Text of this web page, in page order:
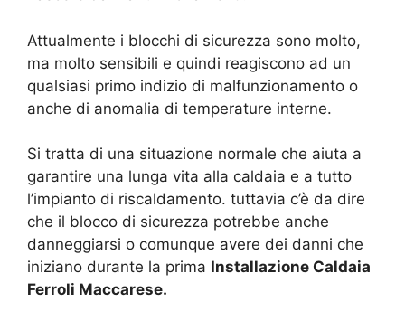
Attualmente i blocchi di sicurezza sono molto,
ma molto sensibili e quindi reagiscono ad un
qualsiasi primo indizio di malfunzionamento o
anche di anomalia di temperature interne.
Si tratta di una situazione normale che aiuta a
garantire una lunga vita alla caldaia e a tutto
l’impianto di riscaldamento. tuttavia c’è da dire
che il blocco di sicurezza potrebbe anche
danneggiarsi o comunque avere dei danni che
iniziano durante la prima Installazione Caldaia
Ferroli Maccarese.